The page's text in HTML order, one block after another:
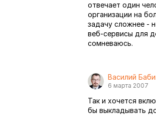
отвечает один
организации на
задачу сложнее -
веб-сервисы для
сомневаюсь.
Василий
6 марта 2007
Так и хочется
бы выкладывать